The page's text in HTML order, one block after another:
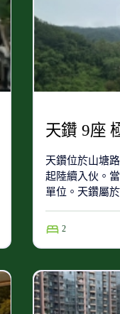
天鑽 9座
天鑽位於山塘
起陸續入伙。
單位。天鑽屬
2